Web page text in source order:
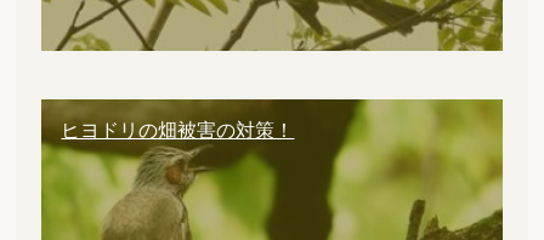
ヒヨドリの畑被害の対策！